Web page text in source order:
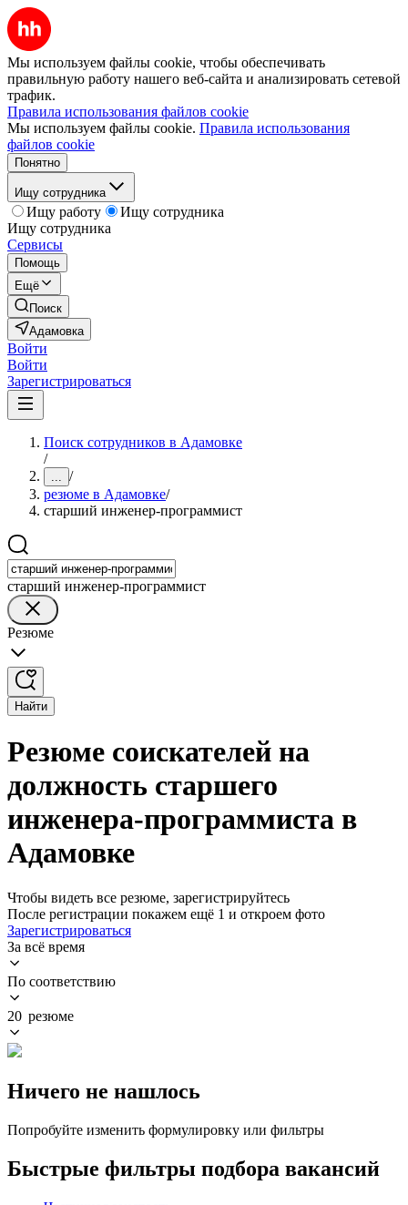
Мы используем файлы cookie, чтобы обеспечивать
правильную работу нашего веб-сайта и анализировать сетевой
трафик.
Правила использования файлов cookie
Мы используем файлы cookie. Правила использования
файлов cookie
Понятно
Ищу сотрудника
Ищу работу
Ищу сотрудника
Ищу сотрудника
Сервисы
Помощь
Ещё
Поиск
Адамовка
Войти
Войти
Зарегистрироваться
Поиск сотрудников в Адамовке
/
... /
резюме в Адамовке/
старший инженер-программист
старший инженер-программист
Резюме
Найти
Резюме соискателей на
должность старшего
инженера-программиста в
Адамовке
Чтобы видеть все резюме, зарегистрируйтесь
После регистрации покажем ещё 1 и откроем фото
Зарегистрироваться
За всё время
По соответствию
20 резюме
Ничего не нашлось
Попробуйте изменить формулировку или фильтры
Быстрые фильтры подбора вакансий